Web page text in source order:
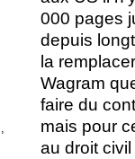
000 pages
depuis
la
Wagram
faire du
mais pour
au droit civil